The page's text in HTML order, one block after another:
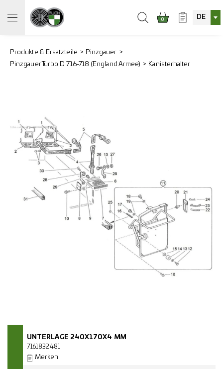
0 DE
Produkte & Ersatzteile
Pinzgauer
Pinzgauer Turbo D 716-718 (England Armee)
Kanisterhalter
UNTERLAGE 240X170X4 MM
7161832481
Merken